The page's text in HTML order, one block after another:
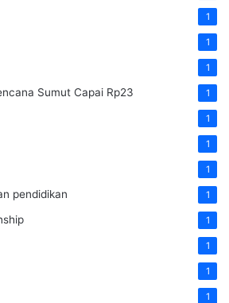
1
1
1
Sumut Capai Rp23 1
1
1
1
pendidikan 1
1
1
1
1